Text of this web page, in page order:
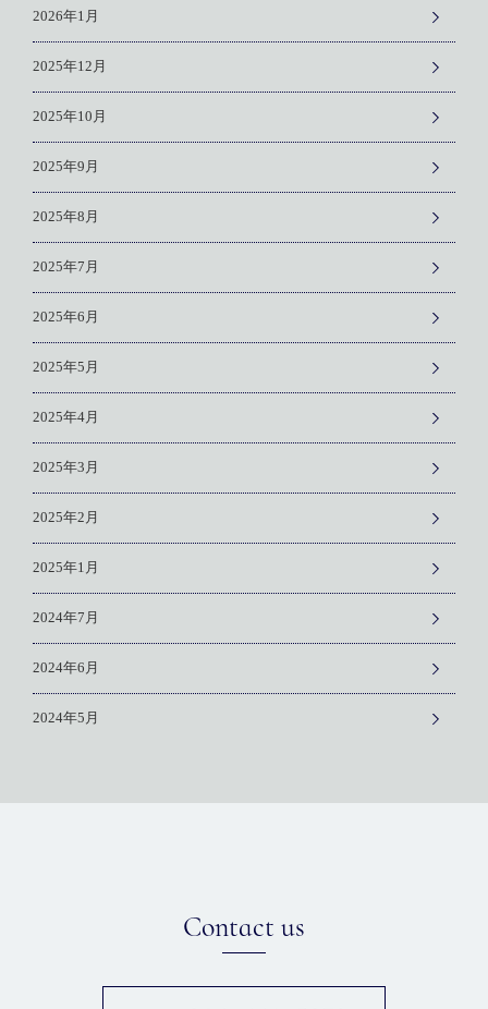
2026年1月
2025年12月
2025年10月
2025年9月
2025年8月
2025年7月
2025年6月
2025年5月
2025年4月
2025年3月
2025年2月
2025年1月
2024年7月
2024年6月
2024年5月
Contact us